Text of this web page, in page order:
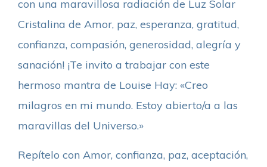
con una maravillosa radiación de Luz Solar
Cristalina de Amor, paz, esperanza, gratitud,
confianza, compasión, generosidad, alegría y
sanación! ¡Te invito a trabajar con este
hermoso mantra de Louise Hay: «Creo
milagros en mi mundo. Estoy abierto/a a las
maravillas del Universo.»
Repítelo con Amor, confianza, paz, aceptación,